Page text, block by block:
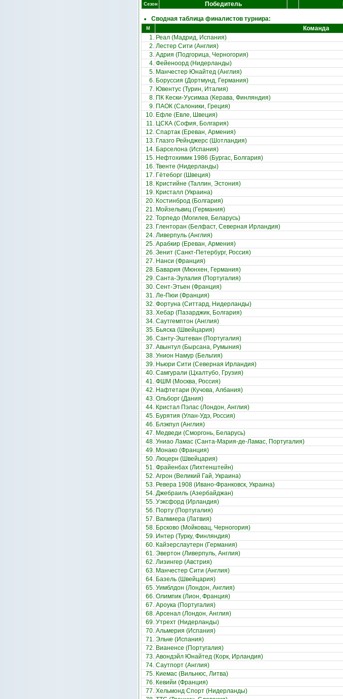
Сезон Победитель
Сводная таблица финалистов турнира:
М Команда
1. Реал (Мадрид, Испания)
2. Лестер Сити (Англия)
3. Адрия (Подгорица, Черногория)
4. Фейеноорд (Нидерланды)
5. Манчестер Юнайтед (Англия)
6. Боруссия (Дортмунд, Германия)
7. Ювентус (Турин, Италия)
8. ПК Кески-Уусимаа (Керава, Финляндия)
9. ПАОК (Салоники, Греция)
10. Ефле (Евле, Швеция)
11. ЦСКА (София, Болгария)
12. Спартак (Ереван, Армения)
13. Глазго Рейнджерс (Шотландия)
14. Барселона (Испания)
15. Нефтохимик 1986 (Бургас, Болгария)
16. Твенте (Нидерланды)
17. Гётеборг (Швеция)
18. Кристийне (Таллин, Эстония)
19. Кристалл (Украина)
20. Костинброд (Болгария)
21. Мойзельвиц (Германия)
22. Торпедо (Могилев, Беларусь)
23. Гленторан (Белфаст, Северная Ирландия)
24. Ливерпуль (Англия)
25. Арабкир (Ереван, Армения)
26. Зенит (Санкт-Петербург, Россия)
27. Нанси (Франция)
28. Бавария (Мюнхен, Германия)
29. Санта-Эулалия (Португалия)
30. Сент-Этьен (Франция)
31. Ле-Пюи (Франция)
32. Фортуна (Ситтард, Нидерланды)
33. Хебар (Пазарджик, Болгария)
34. Саутгемптон (Англия)
35. Бьяска (Швейцария)
36. Санту-Эштеван (Португалия)
37. Авынтул (Бырсана, Румыния)
38. Унион Намур (Бельгия)
39. Ньюри Сити (Северная Ирландия)
40. Самгурали (Цхалтубо, Грузия)
41. ФШМ (Москва, Россия)
42. Нафтетари (Кучова, Албания)
43. Ольборг (Дания)
44. Кристал Пэлас (Лондон, Англия)
45. Бурятия (Улан-Удэ, Россия)
46. Блэкпул (Англия)
47. Медведи (Сморгонь, Беларусь)
48. Униао Ламас (Санта-Мария-де-Ламас, Португалия)
49. Монако (Франция)
50. Люцерн (Швейцария)
51. Фрайенбах (Лихтенштейн)
52. Агрон (Великий Гай, Украина)
53. Ревера 1908 (Ивано-Франковск, Украина)
54. Джебраиль (Азербайджан)
55. Уэксфорд (Ирландия)
56. Порту (Португалия)
57. Валмиера (Латвия)
58. Брсково (Мойковац, Черногория)
59. Интер (Турку, Финляндия)
60. Кайзерслаутерн (Германия)
61. Эвертон (Ливерпуль, Англия)
62. Лизингер (Австрия)
63. Манчестер Сити (Англия)
64. Базель (Швейцария)
65. Уимблдон (Лондон, Англия)
66. Олимпик (Лион, Франция)
67. Ароука (Португалия)
68. Арсенал (Лондон, Англия)
69. Утрехт (Нидерланды)
70. Альмерия (Испания)
71. Эльче (Испания)
72. Вианенсе (Португалия)
73. Авондэйл Юнайтед (Корк, Ирландия)
74. Саутпорт (Англия)
75. Киемас (Вильнюс, Литва)
76. Кевийи (Франция)
77. Хельмонд Спорт (Нидерланды)